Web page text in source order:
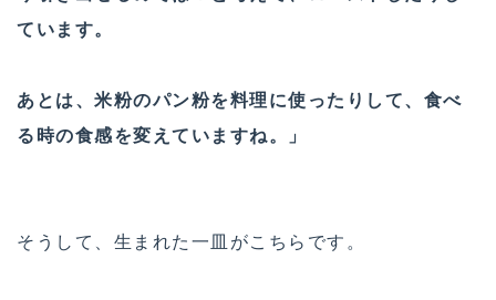
ています。
あとは、米粉のパン粉を料理に使ったりして、食べ
る時の食感を変えていますね。」
そうして、生まれた一皿がこちらです。